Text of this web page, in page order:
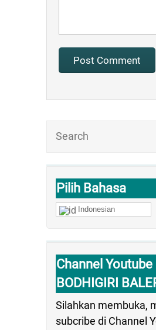
Pilih Bahasa
Indonesian
Channel Youtube
BODHIGIRI
Silahkan membuka,
subcribe di Channel